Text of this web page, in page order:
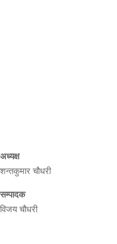
अध्यक्ष
शन्तकुमार चौधरी
सम्पादक
विजय चौधरी